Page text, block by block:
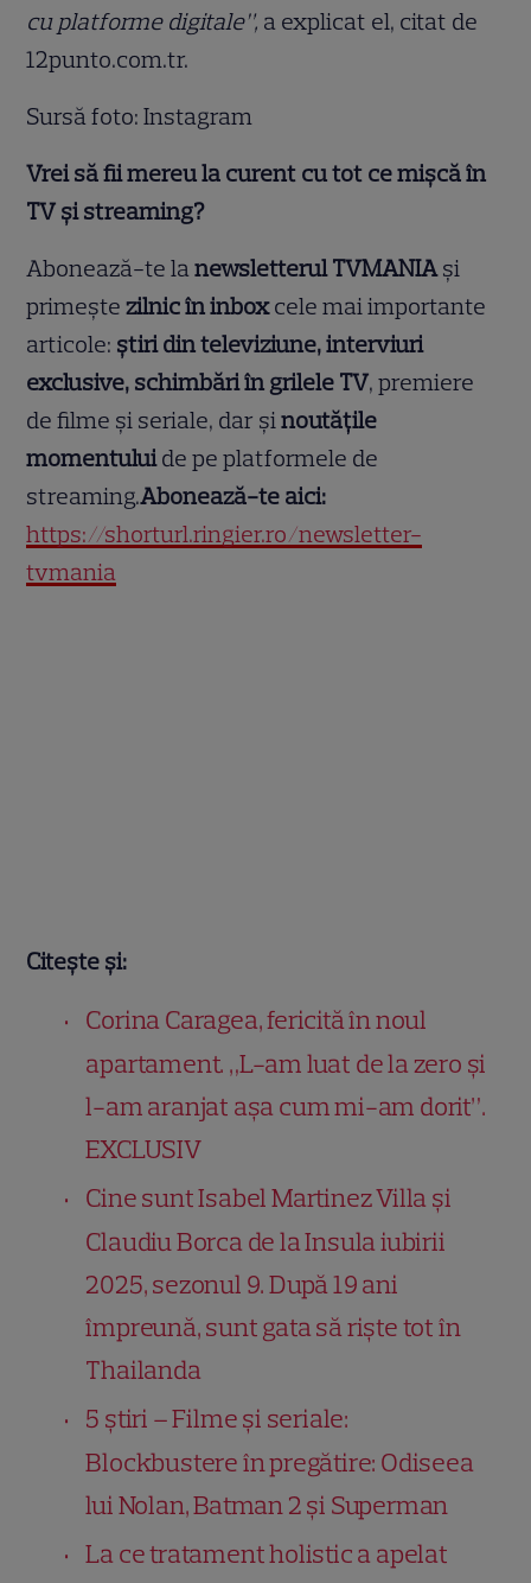
cu platforme digitale”, a explicat el, citat de
12punto.com.tr.
Sursă foto: Instagram
Vrei să fii mereu la curent cu tot ce mișcă în
TV și streaming?
Abonează-te lanewsletterul TVMANIAși
primește zilnic în inboxcele mai importante
articole: știri din televiziune, interviuri
exclusive, schimbări în grilele TV, premiere
de filme și seriale, dar șinoutățile
momentuluide pe platformele de
streaming.Abonează-te aici:
https://shorturl.ringier.ro/newsletter-
tvmania
Citește și:
Corina Caragea, fericită în noul
apartament. „L-am luat de la zero şi
l-am aranjat aşa cum mi-am dorit”.
EXCLUSIV
Cine sunt Isabel Martinez Villa și
Claudiu Borca de la Insula iubirii
2025, sezonul 9. După 19 ani
împreună, sunt gata să riște tot în
Thailanda
5 știri – Filme și seriale:
Blockbustere în pregătire: Odiseea
lui Nolan, Batman 2 și Superman
La ce tratament holistic a apelat